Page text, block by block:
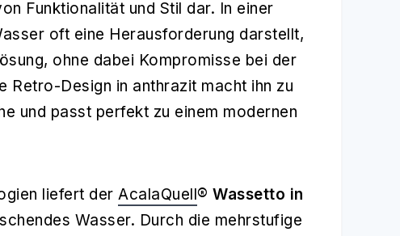
Funktionalität und Stil dar. In einer
oft eine Herausforderung darstellt,
ohne dabei Kompromisse bei der
Retro-Design in anthrazit macht ihn zu
und passt perfekt zu einem modernen
liefert der AcalaQuell® Wassetto in
Wasser. Durch die mehrstufige